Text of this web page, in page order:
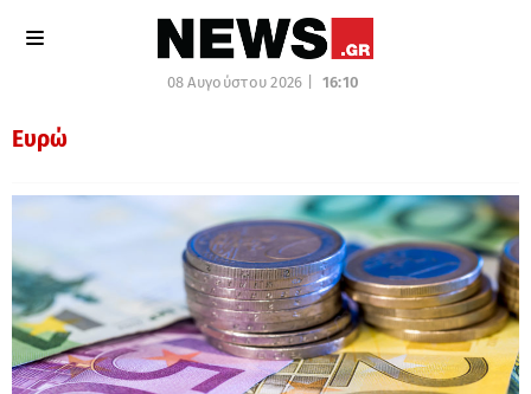
08 Αυγούστου 2026 | 16:10
Ευρώ